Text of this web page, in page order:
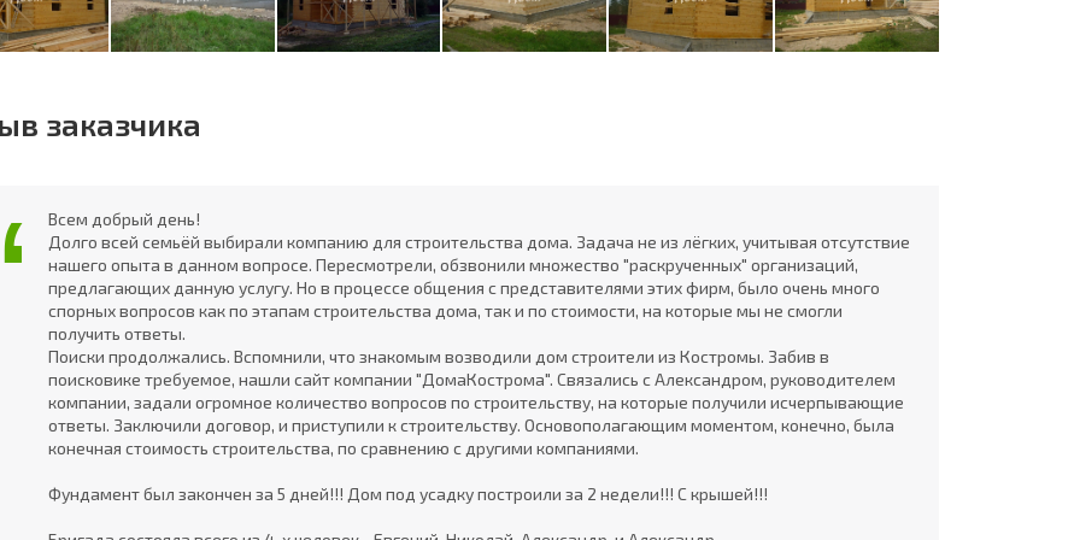
заказчика
Всем добрый день!
Долго всей семьёй выбирали компанию для строительства дома. Задача не из лёгких, учитывая отсутствие
нашего опыта в данном вопросе. Пересмотрели, обзвонили множество "раскрученных" организаций,
предлагающих данную услугу. Но в процессе общения с представителями этих фирм, было очень много
спорных вопросов как по этапам строительства дома, так и по стоимости, на которые мы не смогли
получить ответы.
Поиски продолжались. Вспомнили, что знакомым возводили дом строители из Костромы. Забив в
поисковике требуемое, нашли сайт компании "ДомаКострома". Связались с Александром, руководителем
компании, задали огромное количество вопросов по строительству, на которые получили исчерпывающие
ответы. Заключили договор, и приступили к строительству. Основополагающим моментом, конечно, была
конечная стоимость строительства, по сравнению с другими компаниями.
Фундамент был закончен за 5 дней!!! Дом под усадку построили за 2 недели!!! С крышей!!!